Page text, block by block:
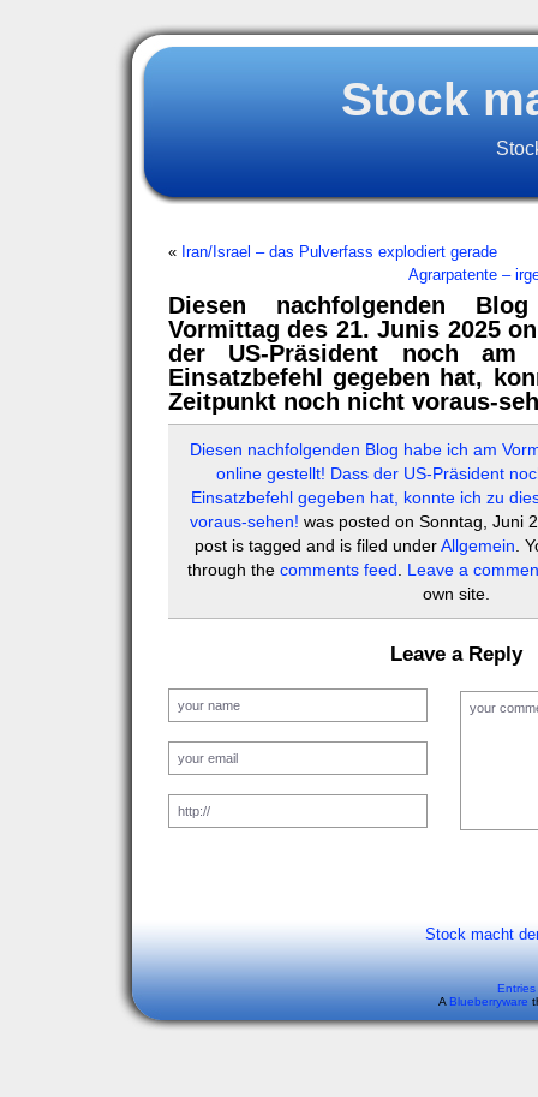
Stock
« Iran/Israel – das Pulverfass explodiert gerade
Agrarpatente –
Diesen nachfolgenden
Vormittag des 21. Junis 2025
der US-Präsident noch am
Einsatzbefehl gegeben hat,
Zeitpunkt noch nicht voraus-
Diesen nachfolgenden Blog habe ich am
online gestellt! Dass der US-Präsident
Einsatzbefehl gegeben hat, konnte ich zu
voraus-sehen! was posted on Sonntag, Juni
post is tagged and is filed underAllgemein .
through the comments feed
Leave a
own site.
Leave a Reply
Stock macht
A Blueberryware